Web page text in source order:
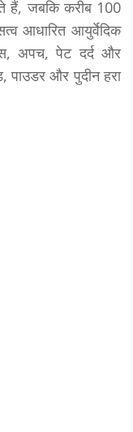
हैं, जबकि करीब 100
आधारित आयुर्वेदिक
अपच, पेट दर्द और
पाउडर और पुदीन हरा